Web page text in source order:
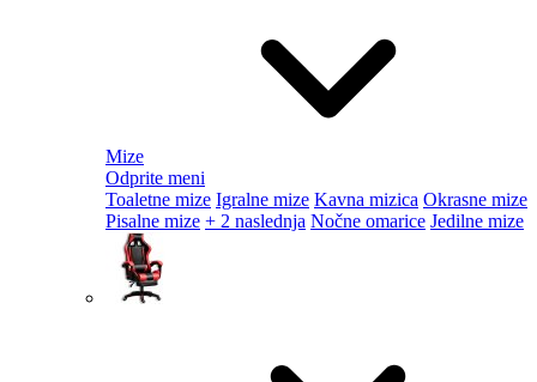
Mize
Odprite meni
Toaletne mize Igralne mize Kavna mizica Okrasne mize
Pisalne mize + 2 naslednja Nočne omarice Jedilne mize